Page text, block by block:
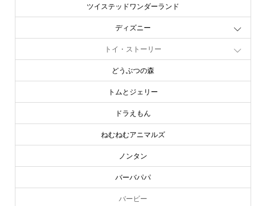
ツイステッドワンダーランド
ディズニー
トイ・ストーリー
どうぶつの森
トムとジェリー
ドラえもん
ねむねむアニマルズ
ノンタン
バーバパパ
バービー